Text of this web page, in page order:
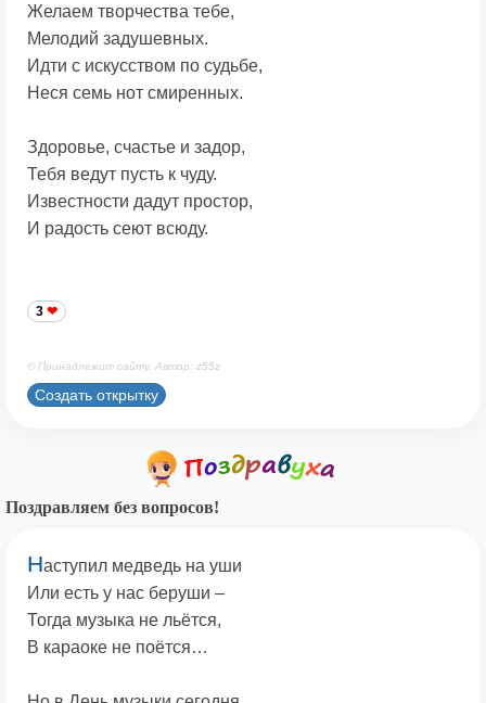
Желаем творчества тебе,
Мелодий задушевных.
Идти с искусством по судьбе,
Неся семь нот смиренных.
Здоровье, счастье и задор,
Тебя ведут пусть к чуду.
Известности дадут простор,
И радость сеют всюду.
3
© Принадлежит сайту. Автор: z55z
Создать открытку
Поздравляем без вопросов!
Наступил медведь на уши
Или есть у нас беруши –
Тогда музыка не льётся,
В караоке не поётся…